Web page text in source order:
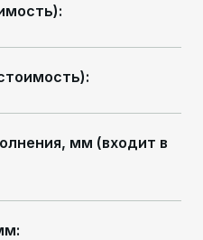
:
:
мм (входит в
: